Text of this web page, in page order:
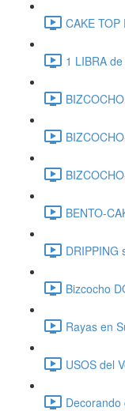
CAKE
1 LIBRA
BENTO-
DRIPPING
Bizcocho
Rayas en
USOS del